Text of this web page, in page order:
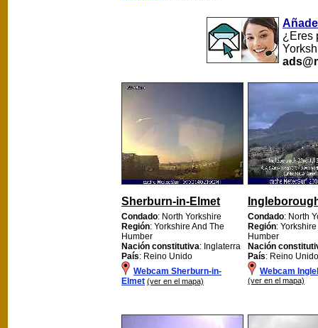
¿Eres
Sherburn-in-Elmet
Condado: North Yorkshire
Región: Yorkshire And The
Humber
Nación constitutiva: Inglaterra
País: Reino Unido
Webcam Sherburn-in-
Elmet (ver en el mapa)
Condado: North
Región:
Humber
Nación
País: Reino Unido
Webcam
(ver en el mapa)